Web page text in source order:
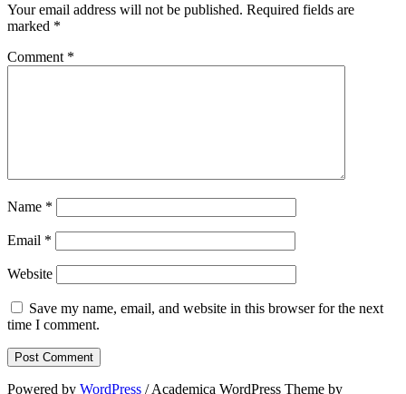
Your email address will not be published. Required fields are
marked *
Comment *
Name *
Email *
Website
Save my name, email, and website in this browser for the next
time I comment.
Powered by WordPress / Academica WordPress Theme by